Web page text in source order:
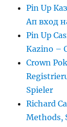
Pin Up
Ап вход
Pin Up
Kazino –
Crown
Spieler
Richard
Methods,